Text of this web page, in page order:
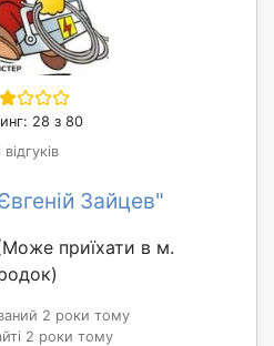
28 з 80
відгуків
Зайцев"
приїхати в м.
2 роки тому
2 роки тому